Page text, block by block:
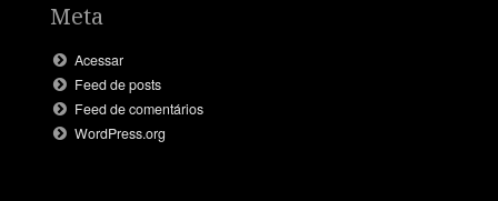
Meta
Acessar
Feed de posts
Feed de comentários
WordPress.org